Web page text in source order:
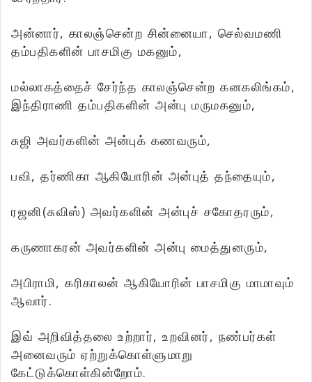
அன்னார், காலஞ்சென்ற சின்னையா, செல்வமணி
தம்பதிகளின் பாசமிகு மகனும்,
மல்லாகத்தைச் சேர்ந்த காலஞ்சென்ற கனகலிங்கம்,
இந்திராணி தம்பதிகளின் அன்பு மருமகனும்,
சுஜி அவர்களின் அன்புக் கணவரும்,
பவி, தர்ணிகா ஆகியோரின் அன்புத் தந்தையும்,
ரஜனி(சுவிஸ்) அவர்களின் அன்புச் சகோதரரும்,
கருணாகரன் அவர்களின் அன்பு மைத்துனரும்,
அபிராமி, கரிகாலன் ஆகியோரின் பாசமிகு மாமாவும்
ஆவார்.
இவ் அறிவித்தலை உற்றார், உறவினர், நண்பர்கள்
அனைவரும் ஏற்றுக்கொள்ளுமாறு
கேட்டுக்கொள்கின்றோம்.